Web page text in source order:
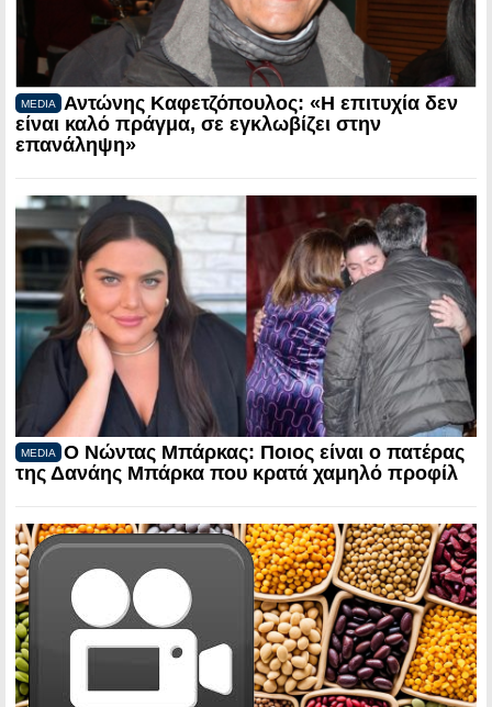
MEDIA
Αντώνης Καφετζόπουλος: «Η επιτυχία δεν
είναι καλό πράγμα, σε εγκλωβίζει στην
επανάληψη»
MEDIA
Ο Νώντας Μπάρκας: Ποιος είναι ο πατέρας
της Δανάης Μπάρκα που κρατά χαμηλό προφίλ